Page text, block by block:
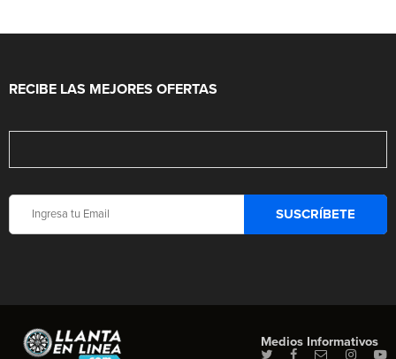
RECIBE LAS MEJORES OFERTAS
Medios Informativos